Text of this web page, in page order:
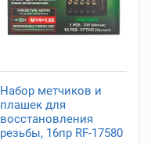
Набор метчиков и
плашек для
восстановления
резьбы, 16пр RF-17580